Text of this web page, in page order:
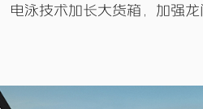
电泳技术加长大货箱，加强